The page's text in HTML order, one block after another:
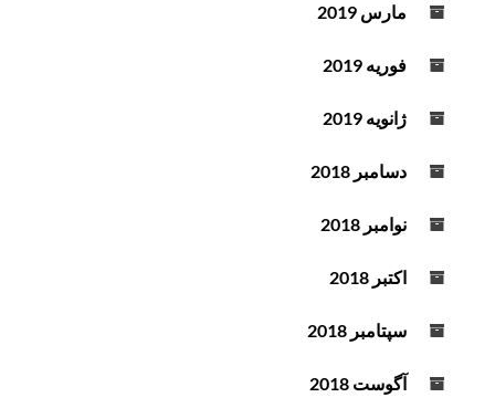
مارس 2019
فوریه 2019
ژانویه 2019
دسامبر 2018
نوامبر 2018
اکتبر 2018
سپتامبر 2018
آگوست 2018